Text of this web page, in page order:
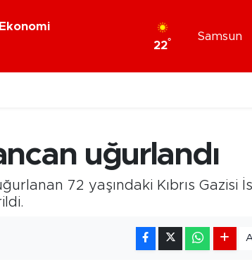
Ekonomi
22°
Samsun
uğurlandı
72 yaşındaki Kıbrıs Gazisi